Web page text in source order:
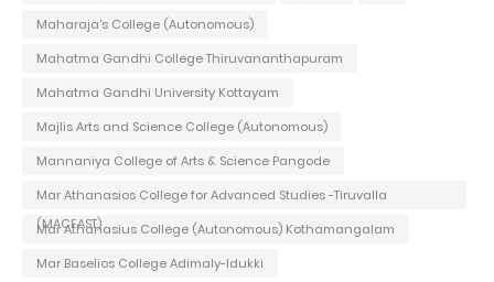
Maharaja's College (Autonomous)
Mahatma Gandhi College Thiruvananthapuram
Mahatma Gandhi University Kottayam
Majlis Arts and Science College (Autonomous)
Mannaniya College of Arts & Science Pangode
Mar Athanasios College for Advanced Studies -Tiruvalla
(MACFAST)
Mar Athanasius College (Autonomous) Kothamangalam
Mar Baselios College Adimaly-Idukki